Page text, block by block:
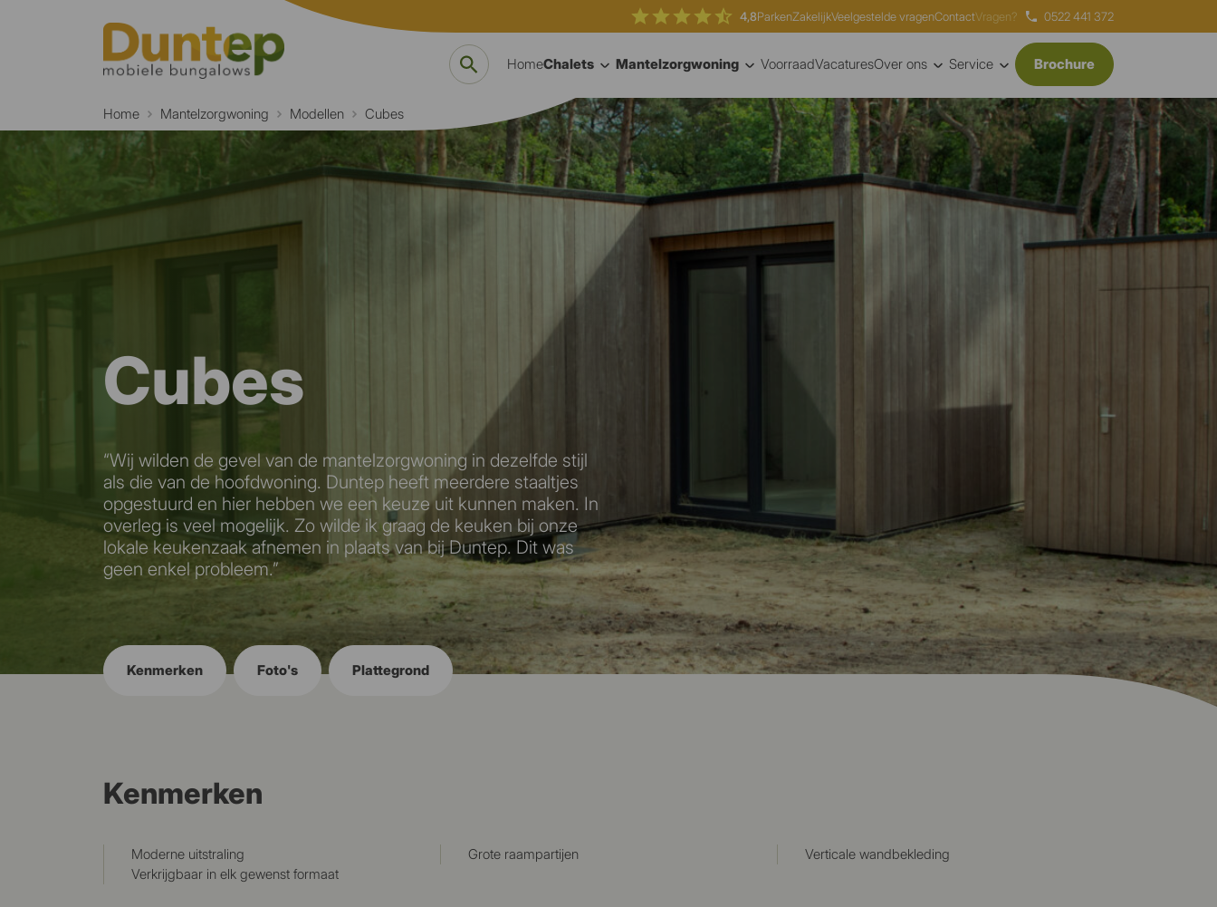
4,8ParkenZakelijkVeelgestelde vragenContactVragen? 0522 441 372
HomeChalets Mantelzorgwoning VoorraadVacaturesOver ons Service Brochure
Home Mantelzorgwoning Modellen Cubes
Cubes
“Wij wilden de gevel van de mantelzorgwoning in dezelfde stijl
als die van de hoofdwoning. Duntep heeft meerdere staaltjes
opgestuurd en hier hebben we een keuze uit kunnen maken. In
overleg is veel mogelijk. Zo wilde ik graag de keuken bij onze
lokale keukenzaak afnemen in plaats van bij Duntep. Dit was
geen enkel probleem.”
Kenmerken Foto's Plattegrond
Kenmerken
Moderne uitstraling Grote raampartijen
Verticale wandbekleding
Verkrijgbaar in elk gewenst formaat